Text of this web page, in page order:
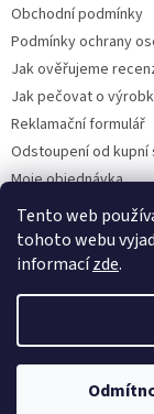
Tento web
tohoto webu
informacízde.
Obchodní podmínky
Podmínky ochrany
Jak ověřujeme
Jak pečovat o
Reklamační formulář
Odstoupení od kupní
Moje objednávka
Odstoupení od
Copyright 2026